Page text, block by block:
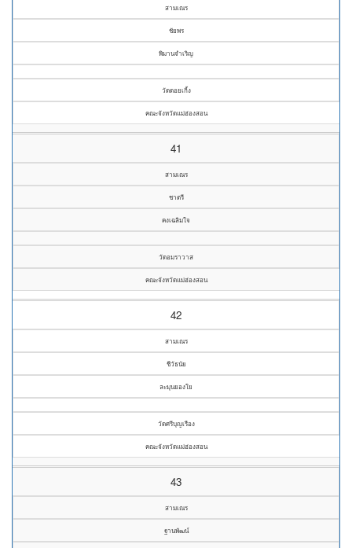
สามเณร
ชัยพร
พิมานจำเริญ
วัดดอยเกิ้ง
คณะจังหวัดแม่ฮ่องสอน
41
สามเณร
ชาตรี
คงเฉลิมใจ
วัดอมราวาส
คณะจังหวัดแม่ฮ่องสอน
42
สามเณร
ชีวัธนัย
ละมุนยองใย
วัดศรีบุญเรือง
คณะจังหวัดแม่ฮ่องสอน
43
สามเณร
ฐานพัฒน์